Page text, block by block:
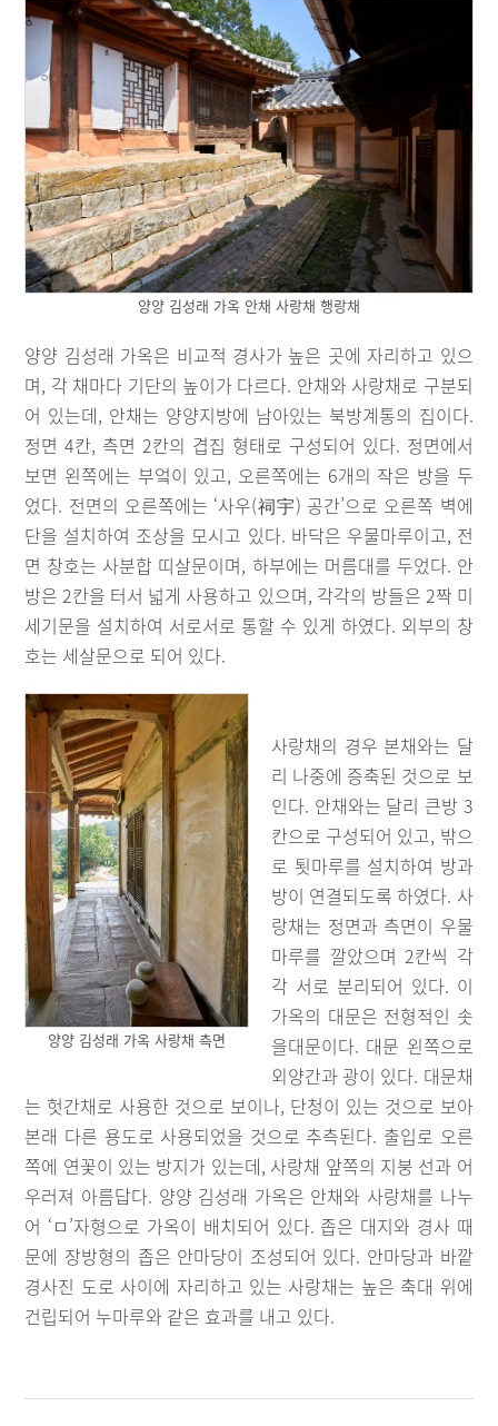
양양 김성래 가옥 안채 사랑채 행랑채
양양 김성래 가옥은 비교적 경사가 높은 곳에 자리하고 있으
며, 각 채마다 기단의 높이가 다르다. 안채와 사랑채로 구분되
어 있는데, 안채는 양양지방에 남아있는 북방계통의 집이다.
정면 4칸, 측면 2칸의 겹집 형태로 구성되어 있다. 정면에서
보면 왼쪽에는 부엌이 있고, 오른쪽에는 6개의 작은 방을 두
었다. 전면의 오른쪽에는 ‘사우(祠宇) 공간’으로 오른쪽 벽에
단을 설치하여 조상을 모시고 있다. 바닥은 우물마루이고, 전
면 창호는 사분합 띠살문이며, 하부에는 머름대를 두었다. 안
방은 2칸을 터서 넓게 사용하고 있으며, 각각의 방들은 2짝 미
세기문을 설치하여 서로서로 통할 수 있게 하였다. 외부의 창
호는 세살문으로 되어 있다.
양양 김성래 가옥 사랑채 측면
사랑채의 경우 본채와는 달
리 나중에 증축된 것으로 보
인다. 안채와는 달리 큰방 3
칸으로 구성되어 있고, 밖으
로 툇마루를 설치하여 방과
방이 연결되도록 하였다. 사
랑채는 정면과 측면이 우물
마루를 깔았으며 2칸씩 각
각 서로 분리되어 있다. 이
가옥의 대문은 전형적인 솟
을대문이다. 대문 왼쪽으로
외양간과 광이 있다. 대문채
는 헛간채로 사용한 것으로 보이나, 단청이 있는 것으로 보아
본래 다른 용도로 사용되었을 것으로 추측된다. 출입로 오른
쪽에 연꽃이 있는 방지가 있는데, 사랑채 앞쪽의 지붕 선과 어
우러져 아름답다. 양양 김성래 가옥은 안채와 사랑채를 나누
어 ‘ㅁ’자형으로 가옥이 배치되어 있다. 좁은 대지와 경사 때
문에 장방형의 좁은 안마당이 조성되어 있다. 안마당과 바깥
경사진 도로 사이에 자리하고 있는 사랑채는 높은 축대 위에
건립되어 누마루와 같은 효과를 내고 있다.